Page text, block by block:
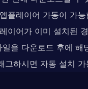
플레이어 가동이 가능
이어가 이미 설치된
일을 다운로드 후에 해
그하시면 자동 설치 가